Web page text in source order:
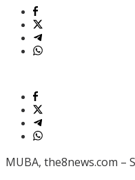
MUBA, the8news.com –